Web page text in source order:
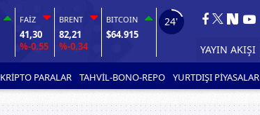
FAİZ
41,30
%-0.55
BRENT
82,21
%-0.34
BITCOIN
$64.915
22'
YAYIN AKIŞI
KRİPTO PARALAR TAHVİL-BONO-REPO YURTDIŞI PİYASALAR